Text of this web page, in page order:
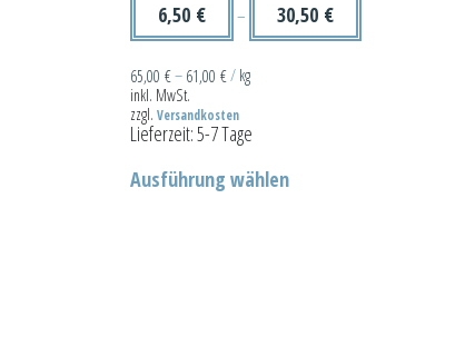
6,50 € – 30,50 €
65,00 €– 61,00 €/ kg
inkl. MwSt.
zzgl. Versandkosten
Lieferzeit:5-7 Tage
Ausführung wählenProdukt